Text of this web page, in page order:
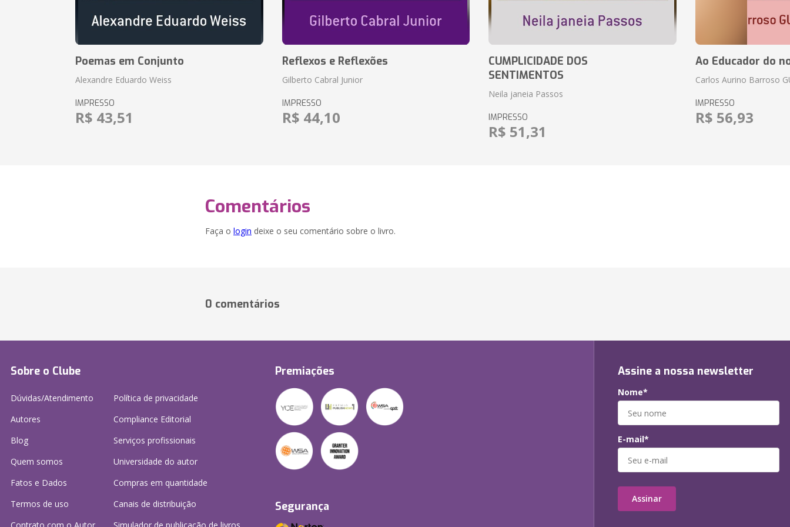
Poemas em Conjunto
Alexandre Eduardo Weiss
IMPRESSO
R$ 43,51
Reflexos e Reflexões
Gilberto Cabral Junior
IMPRESSO
R$ 44,10
CUMPLICIDADE DOS
SENTIMENTOS
Neila janeia Passos
IMPRESSO
R$ 51,31
Ao Educador do
Carlos Aurino Barroso
IMPRESSO
R$ 56,93
Comentários
Faça o login deixe o seu comentário sobre o livro.
0 comentários
Sobre o Clube
Dúvidas/Atendimento
Autores
Blog
Quem somos
Fatos e Dados
Termos de uso
Política de privacidade
Compliance Editorial
Serviços profissionais
Universidade do autor
Compras em quantidade
Canais de distribuição
Premiações
Segurança
Assine a nossa newsletter
Nome*
E-mail*
Assinar